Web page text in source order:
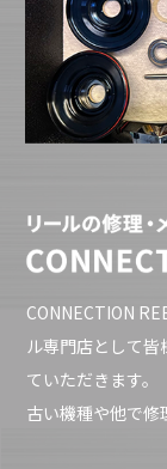
CONNECTION
ル専門店として
ていただきます。
古い機種や他で修